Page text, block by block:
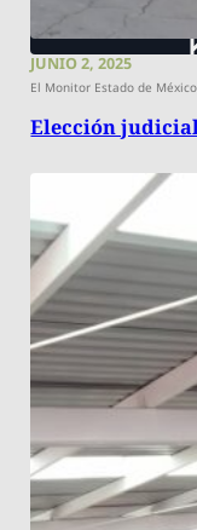
JUNIO 2, 2025
El Monitor Estado de México
Elección